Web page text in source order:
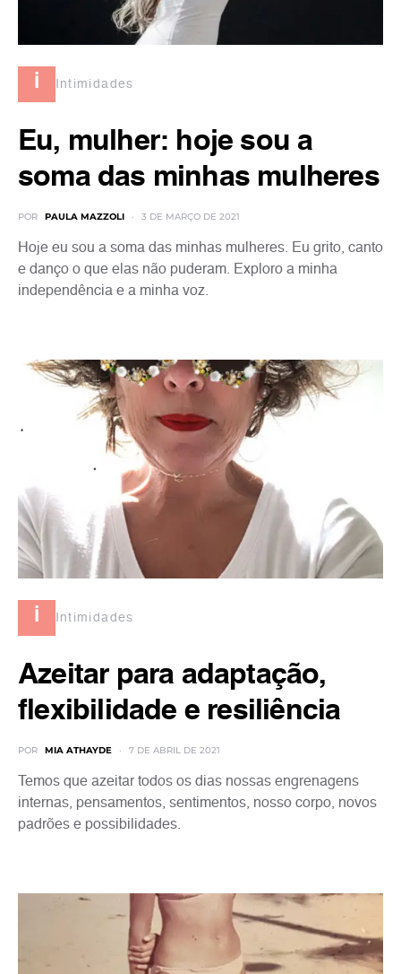
i Intimidades
Eu, mulher: hoje sou a
soma das minhas mulheres
POR PAULA MAZZOLI 3 DE MARÇO DE 2021
Hoje eu sou a soma das minhas mulheres. Eu grito, canto
e danço o que elas não puderam. Exploro a minha
independência e a minha voz.
i Intimidades
Azeitar para adaptação,
flexibilidade e resiliência
POR MIA ATHAYDE 7 DE ABRIL DE 2021
Temos que azeitar todos os dias nossas engrenagens
internas, pensamentos, sentimentos, nosso corpo, novos
padrões e possibilidades.